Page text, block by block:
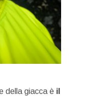
della giacca è il